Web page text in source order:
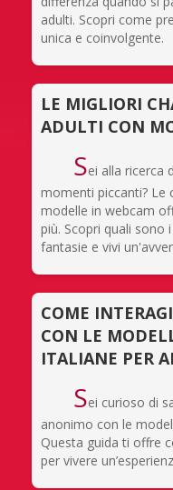
adulti. Scopri come
unica e coinvolgente.
LE MIGLIORI
ADULTI CON
Sei alla ricerca
momenti piccanti? Le
modelle in webcam
più. Scopri quali sono
fantasie e vivi
COME
CON LE
ITALIANE PER
Sei curioso di
anonimo con le
Questa guida ti offre
per vivere